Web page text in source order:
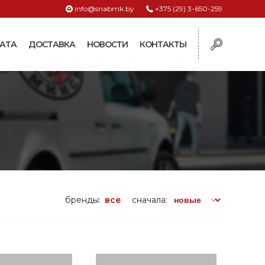
+375 (29) 3-650-259
info@snabmk.by
ДОСТАВКА НОВОСТИ КОНТАКТЫ
и
сначала:
бренды: все